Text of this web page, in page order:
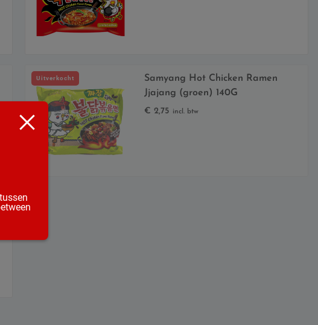
Uitverkocht
Samyang Hot Chicken Ramen
Jjajang (groen) 140G
€ 2,75 incl. btw